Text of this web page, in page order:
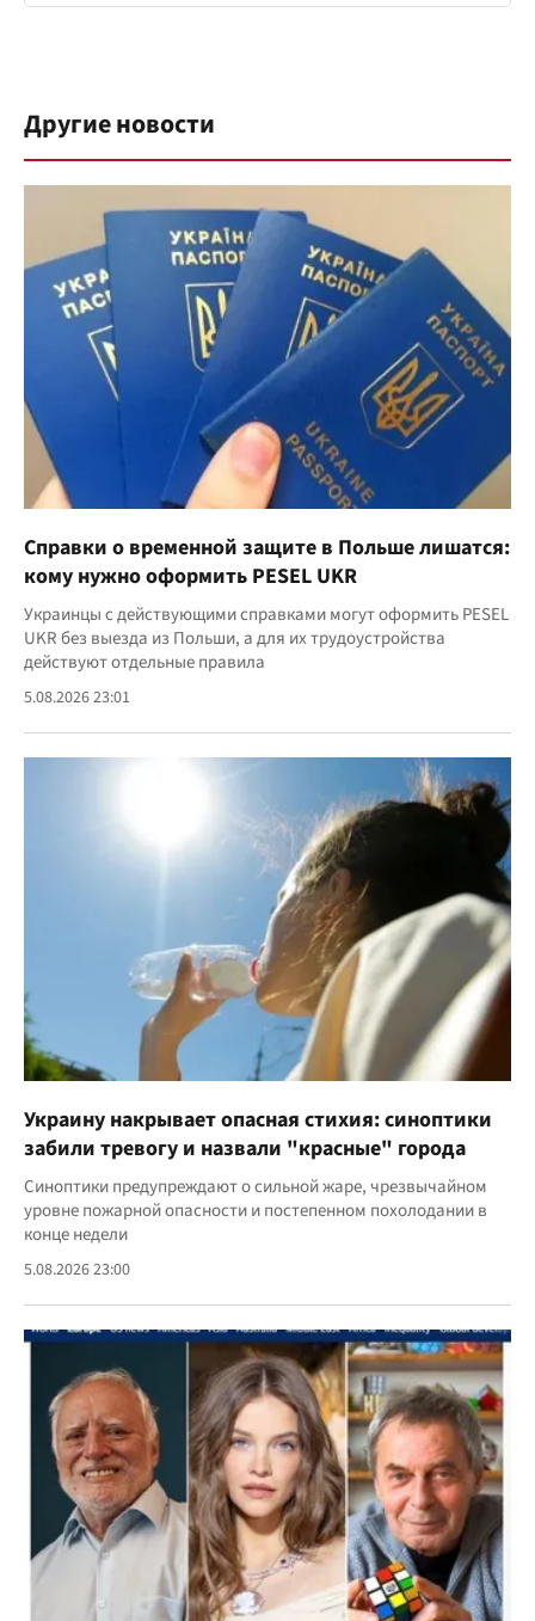
Другие новости
Справки о временной защите в Польше лишатся:
кому нужно оформить PESEL UKR
Украинцы с действующими справками могут оформить PESEL
UKR без выезда из Польши, а для их трудоустройства
действуют отдельные правила
5.08.2026 23:01
Украину накрывает опасная стихия: синоптики
забили тревогу и назвали "красные" города
Синоптики предупреждают о сильной жаре, чрезвычайном
уровне пожарной опасности и постепенном похолодании в
конце недели
5.08.2026 23:00